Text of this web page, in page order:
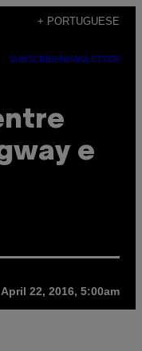
+ PORTUGUESE
SUBSCRIBENEWSLETTER
e
April 22, 2016, 5:00am